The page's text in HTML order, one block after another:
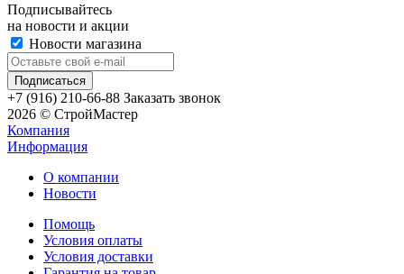
Подписывайтесь
на новости и акции
Новости магазина
+7 (916) 210-66-88 Заказать звонок
2026 © СтройМастер
Компания
Информация
О компании
Новости
Помощь
Условия оплаты
Условия доставки